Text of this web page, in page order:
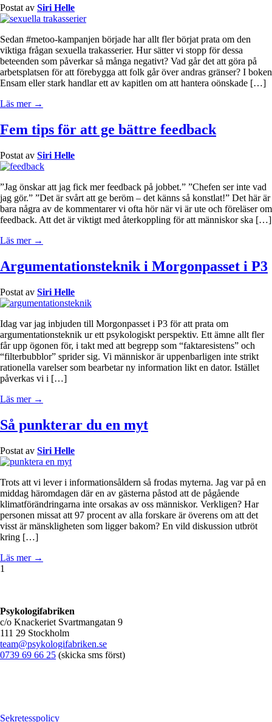
Postat av Siri Helle
Sedan #metoo-kampanjen började har allt fler börjat prata om den
viktiga frågan sexuella trakasserier. Hur sätter vi stopp för dessa
beteenden som påverkar så många negativt? Vad går det att göra på
arbetsplatsen för att förebygga att folk går över andras gränser? I boken
Ensam eller stark handlar ett av kapitlen om att hantera oönskade […]
Läs mer →
Fem tips för att ge bättre feedback
Postat av Siri Helle
”Jag önskar att jag fick mer feedback på jobbet.” ”Chefen ser inte vad
jag gör.” ”Det är svårt att ge beröm – det känns så konstlat!” Det här är
bara några av de kommentarer vi ofta hör när vi är ute och föreläser om
feedback. Att det är viktigt med återkoppling för att människor ska […]
Läs mer →
Argumentationsteknik i Morgonpasset i P3
Postat av Siri Helle
Idag var jag inbjuden till Morgonpasset i P3 för att prata om
argumentationsteknik ur ett psykologiskt perspektiv. Ett ämne allt fler
får upp ögonen för, i takt med att begrepp som “faktaresistens” och
“filterbubblor” sprider sig. Vi människor är uppenbarligen inte strikt
rationella varelser som bearbetar ny information likt en dator. Istället
påverkas vi i […]
Läs mer →
Så punkterar du en myt
Postat av Siri Helle
Trots att vi lever i informationsåldern så frodas myterna. Jag var på en
middag häromdagen där en av gästerna påstod att de pågående
klimatförändringarna inte orsakas av oss människor. Verkligen? Har
personen missat att 97 procent av alla forskare är överens om att det
visst är mänskligheten som ligger bakom? En vild diskussion utbröt
kring […]
Läs mer →
1
Psykologifabriken
c/o Knackeriet Svartmangatan 9
111 29 Stockholm
team@psykologifabriken.se
0739 69 66 25 (skicka sms först)
Sekretesspolicy